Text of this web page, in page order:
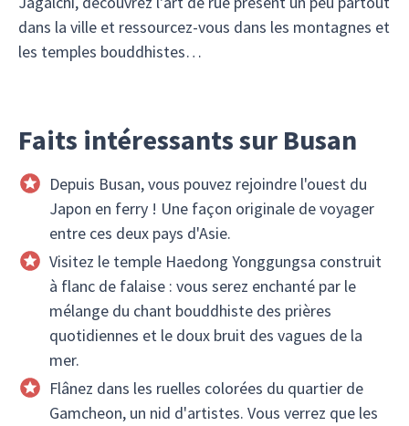
dans la ville et ressourcez-vous dans les montagnes et
les temples bouddhistes…
Faits intéressants sur Busan
Depuis Busan, vous pouvez rejoindre l'ouest du
Japon en ferry ! Une façon originale de voyager
entre ces deux pays d'Asie.
Visitez le temple Haedong Yonggungsa construit
à flanc de falaise : vous serez enchanté par le
mélange du chant bouddhiste des prières
quotidiennes et le doux bruit des vagues de la
mer.
Flânez dans les ruelles colorées du quartier de
Gamcheon, un nid d'artistes. Vous verrez que les